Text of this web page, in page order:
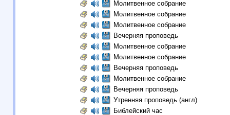
Молитвенное собрание
Молитвенное собрание
Молитвенное собрание
Вечерняя проповедь
Молитвенное собрание
Молитвенное собрание
Вечерняя проповедь
Молитвенное собрание
Вечерняя проповедь
Утренняя проповедь (англ)
Библейский час